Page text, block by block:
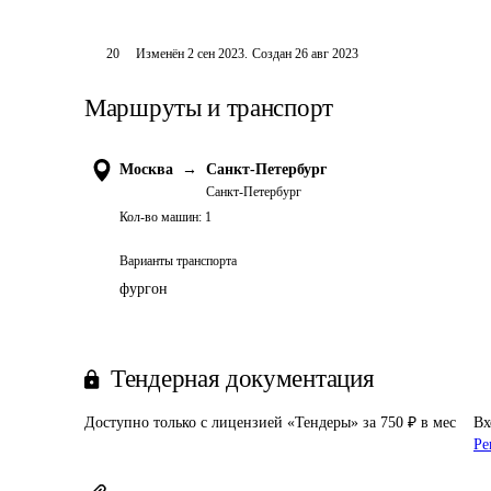
20 Изменён2 сен 2023. Создан 26 авг 2023
Маршруты и транспорт
Москва → Санкт-Петербург
Санкт-Петербург
Кол-во машин: 1
Варианты транспорта
фургон
Тендерная документация
Доступно только с лицензией «Тендеры» за 750 ₽ в мес